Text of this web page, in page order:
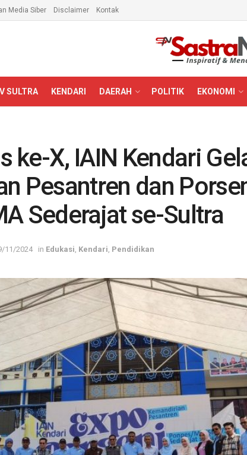
Media Siber Disclaimer Kontak
SULTRA KENDARI DAERAH POLITIK EKONOMI
ke-X, IAIN Kendari
Pesantren dan
Sederajat se-Sultra
11/2024 in Edukasi Kendari Pendidikan